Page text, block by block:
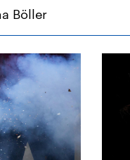
Böller